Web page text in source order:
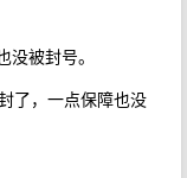
被封号。
了，一点保障也没